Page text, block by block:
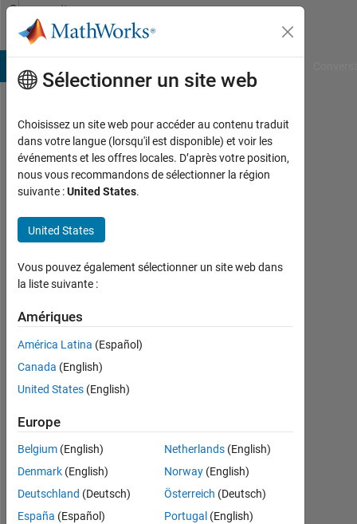
Passer au contenu
Community
Profile
Raghav
Bansal
Last
plus
d'un
y a
Actif
depuis
2023
0
Following:
0
Follow
Sélectionner un site web
Choisissez un site web pour accéder au contenu traduit
dans votre langue (lorsqu'il est disponible) et voir les
événements et les offres locales. D’après votre position,
nous vous recommandons de sélectionner la région
suivante :United States.
United States
Vous pouvez également sélectionner un site web dans
la liste suivante :
Amériques
América Latina (Español)
Canada (English)
United States (English)
Europe
Belgium (English)
Denmark (English)
Deutschland (Deutsch)
España (Español)
Netherlands(English)
Norway(English)
Österreich (Deutsch)
Portugal (English)